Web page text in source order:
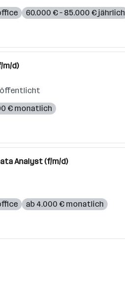
60.000 € – 85.000 € jährlich
m/d)
€ monatlich
Analyst (f/m/d)
ab 4.000 € monatlich